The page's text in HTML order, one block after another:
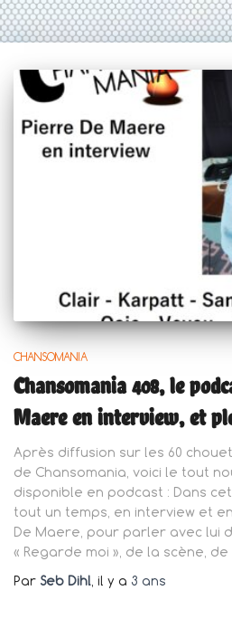
CHANSOMANIA
Chansomania 408, le
Maere en interview, et
Après diffusion sur les 60
de Chansomania, voici le tout
disponible en podcast : Dans
tout un temps, en interview et
De Maere, pour parler avec lui
« Regarde moi », de la scène, de
Par Seb Dihl, il y a 3 ans